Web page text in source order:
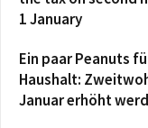
1 January
Ein paar Peanuts
Haushalt:
Januar erhöht